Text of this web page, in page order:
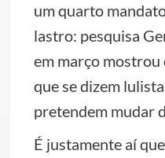
um quarto
lastro: pesquisa
em março
que se dizem
pretendem mudar
É justamente aí